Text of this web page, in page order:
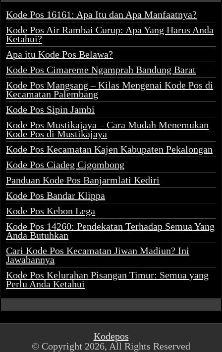
Kode Pos 16161: Apa Itu dan Apa Manfaatnya?
Kode Pos Air Rambai Curup: Apa Yang Harus Anda
Ketahui?
Apa itu Kode Pos Belawa?
Kode Pos Cimareme Ngamprah Bandung Barat
Kode Pos Mangsang – Kilas Mengenai Kode Pos di
Kecamatan Palembang
Kode Pos Sipin Jambi
Kode Pos Mustikajaya – Cara Mudah Menemukan
Kode Pos di Mustikajaya
Kode Pos Kecamatan Kajen Kabupaten Pekalongan
Kode Pos Ciadeg Cigombong
Panduan Kode Pos Banjarmlati Kediri
Kode Pos Bandar Klippa
Kode Pos Kebon Lega
Kode Pos 14260: Pendekatan Terhadap Semua Yang
Anda Butuhkan
Cari Kode Pos Kecamatan Jiwan Madiun? Ini
Jawabannya
Kode Pos Kelurahan Pisangan Timur: Semua yang
Perlu Anda Ketahui
Kodepos
© Copyright 2026, All Rights Reserved